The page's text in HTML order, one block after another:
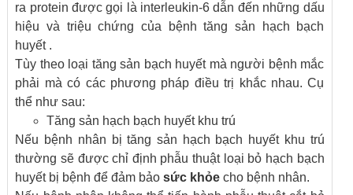
ra protein được gọi là interleukin-6 dẫn đến những dấu
hiệu và triệu chứng của bệnh tăng sản hạch bạch
huyết .
Tùy theo loại tăng sản bạch huyết mà người bệnh mắc
phải mà có các phương pháp điều trị khắc nhau. Cụ
thể như sau:
Tăng sản hạch bạch huyết khu trú
Nếu bệnh nhân bị tăng sản hạch bạch huyết khu trú
thường sẽ được chỉ định phẫu thuật loại bỏ hạch bạch
huyết bị bệnh để đảm bảosức khỏe cho bệnh nhân.